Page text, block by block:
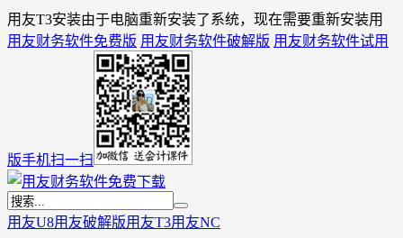
用友T3安装由于电脑重新安装了系统，现在需要重新安装用
用友财务软件免费版 用友财务软件破解版 用友财务软件试用
版手机扫一扫
用友U8用友破解版用友T3用友NC